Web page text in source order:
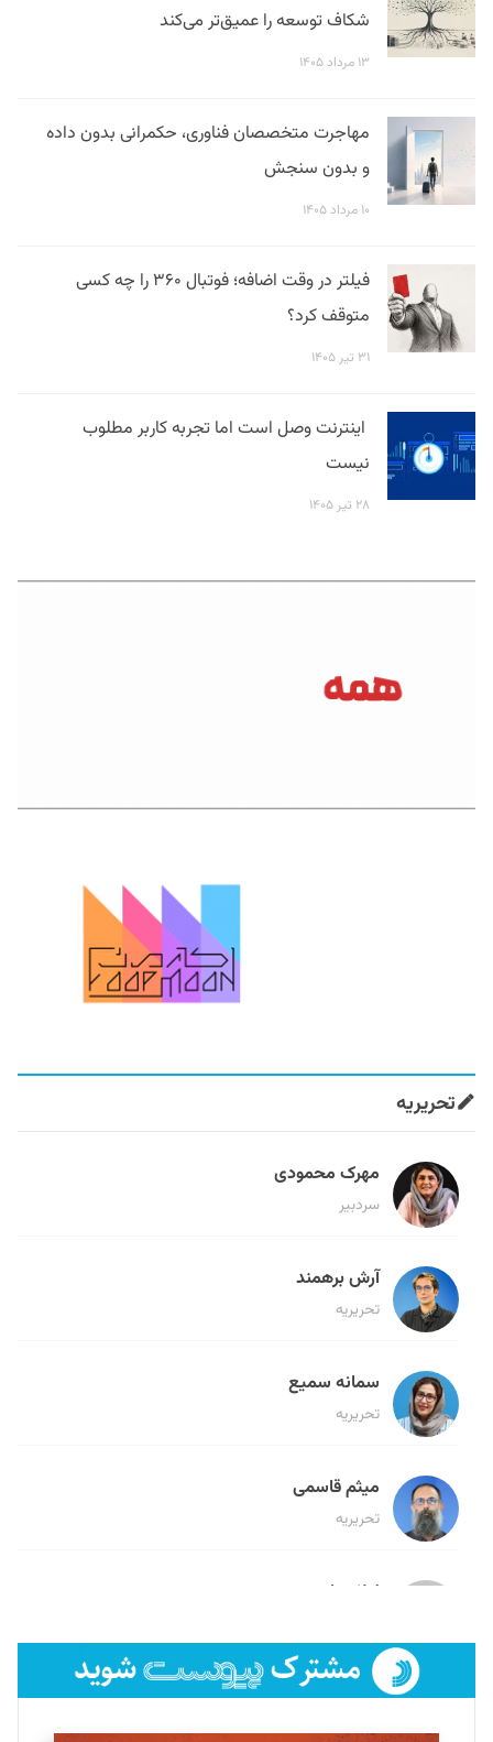
شکاف توسعه را عمیق‌تر می‌کند
۱۳ مرداد ۱۴۰۵
مهاجرت متخصصان فناوری، حکمرانی بدون داده
و بدون سنجش
۱۰ مرداد ۱۴۰۵
فیلتر در وقت اضافه؛ فوتبال ۳۶۰ را چه کسی
متوقف کرد؟
۳۱ تیر ۱۴۰۵
اینترنت وصل است اما تجربه کاربر مطلوب
نیست
۲۸ تیر ۱۴۰۵
تحریریه
مهرک محمودی
سردبیر
آرش برهمند
تحریریه
سمانه سمیع
تحریریه
میثم قاسمی
تحریریه
لیلا حنارود
فائزه فتحی رستمی
تحریریه